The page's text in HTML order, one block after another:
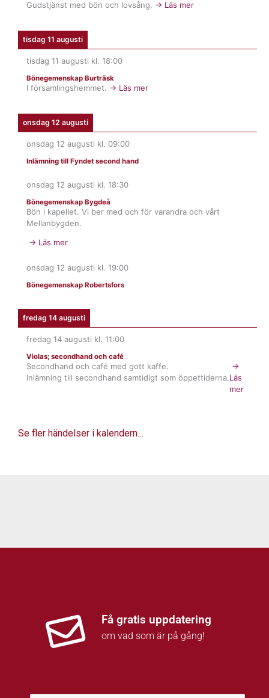
Gudstjänst med bön och lovsång. → Läs mer
tisdag 11 augusti
tisdag 11 augusti kl. 18:00
Bönegemenskap Burträsk
I församlingshemmet. → Läs mer
onsdag 12 augusti
onsdag 12 augusti kl. 09:00
Inlämning till Fyndet second hand
onsdag 12 augusti kl. 18:30
Bönegemenskap Bygdeå
Bön i kapellet. Vi ber med och för varandra och vårt
Mellanbygden.
→ Läs mer
onsdag 12 augusti kl. 19:00
Bönegemenskap Robertsfors
fredag 14 augusti
fredag 14 augusti kl. 11:00
Violas; secondhand och café
Secondhand och café med gott kaffe.
Inlämning till secondhand samtidigt som öppettiderna.
→
Läs
mer
Se fler händelser i kalendern…
Få gratis uppdatering
om vad som är på gång!